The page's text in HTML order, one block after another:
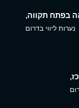
בפתח תקווה,
נערות ליווי בדרום